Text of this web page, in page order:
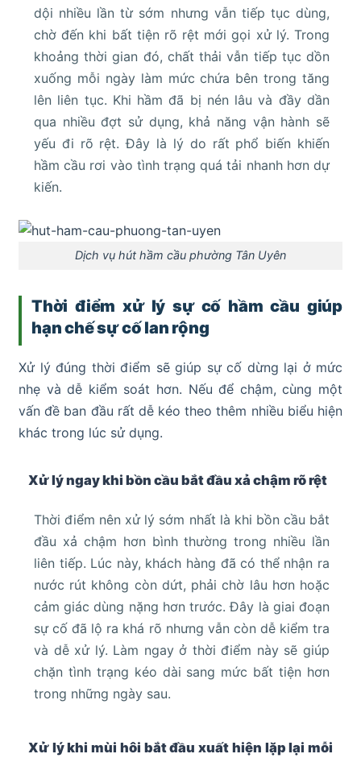
dội nhiều lần từ sớm nhưng vẫn tiếp tục dùng,
chờ đến khi bất tiện rõ rệt mới gọi xử lý. Trong
khoảng thời gian đó, chất thải vẫn tiếp tục dồn
xuống mỗi ngày làm mức chứa bên trong tăng
lên liên tục. Khi hầm đã bị nén lâu và đầy dần
qua nhiều đợt sử dụng, khả năng vận hành sẽ
yếu đi rõ rệt. Đây là lý do rất phổ biến khiến
hầm cầu rơi vào tình trạng quá tải nhanh hơn dự
kiến.
Dịch vụ hút hầm cầu phường Tân Uyên
Thời điểm xử lý sự cố hầm cầu giúp
hạn chế sự cố lan rộng
Xử lý đúng thời điểm sẽ giúp sự cố dừng lại ở mức
nhẹ và dễ kiểm soát hơn. Nếu để chậm, cùng một
vấn đề ban đầu rất dễ kéo theo thêm nhiều biểu hiện
khác trong lúc sử dụng.
Xử lý ngay khi bồn cầu bắt đầu xả chậm rõ rệt
Thời điểm nên xử lý sớm nhất là khi bồn cầu bắt
đầu xả chậm hơn bình thường trong nhiều lần
liên tiếp. Lúc này, khách hàng đã có thể nhận ra
nước rút không còn dứt, phải chờ lâu hơn hoặc
cảm giác dùng nặng hơn trước. Đây là giai đoạn
sự cố đã lộ ra khá rõ nhưng vẫn còn dễ kiểm tra
và dễ xử lý. Làm ngay ở thời điểm này sẽ giúp
chặn tình trạng kéo dài sang mức bất tiện hơn
trong những ngày sau.
Xử lý khi mùi hôi bắt đầu xuất hiện lặp lại mỗi